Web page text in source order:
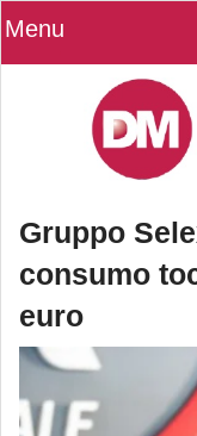
Menu
Gruppo
consumo
euro